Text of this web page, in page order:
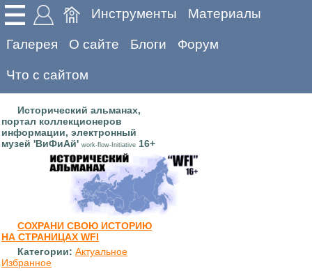
Инструменты Материалы
Галерея О сайте Блоги Форум
Что с сайтом
Исторический альманах,
портал коллекционеров
информации, электронный
музей 'ВиФиАй' work-flow-Initiative 16+
СОХРАНИ СВОЮ ИСТОРИЮ
НА СТРАНИЦАХ WFI
Категории: Актуальное
Избранное